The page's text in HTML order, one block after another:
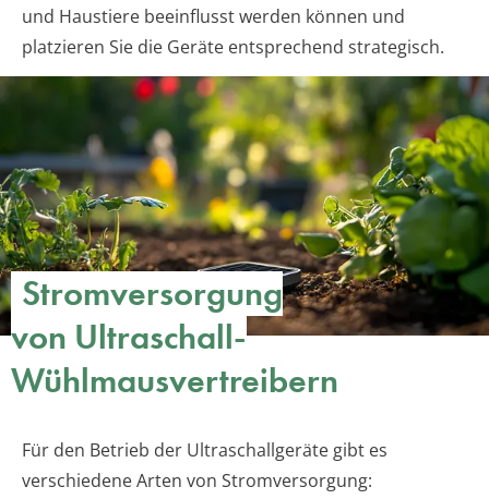
und Haustiere beeinflusst werden können und
platzieren Sie die Geräte entsprechend strategisch.
Stromversorgung
von Ultraschall-
Wühlmausvertreibern
Für den Betrieb der Ultraschallgeräte gibt es
verschiedene Arten von Stromversorgung: